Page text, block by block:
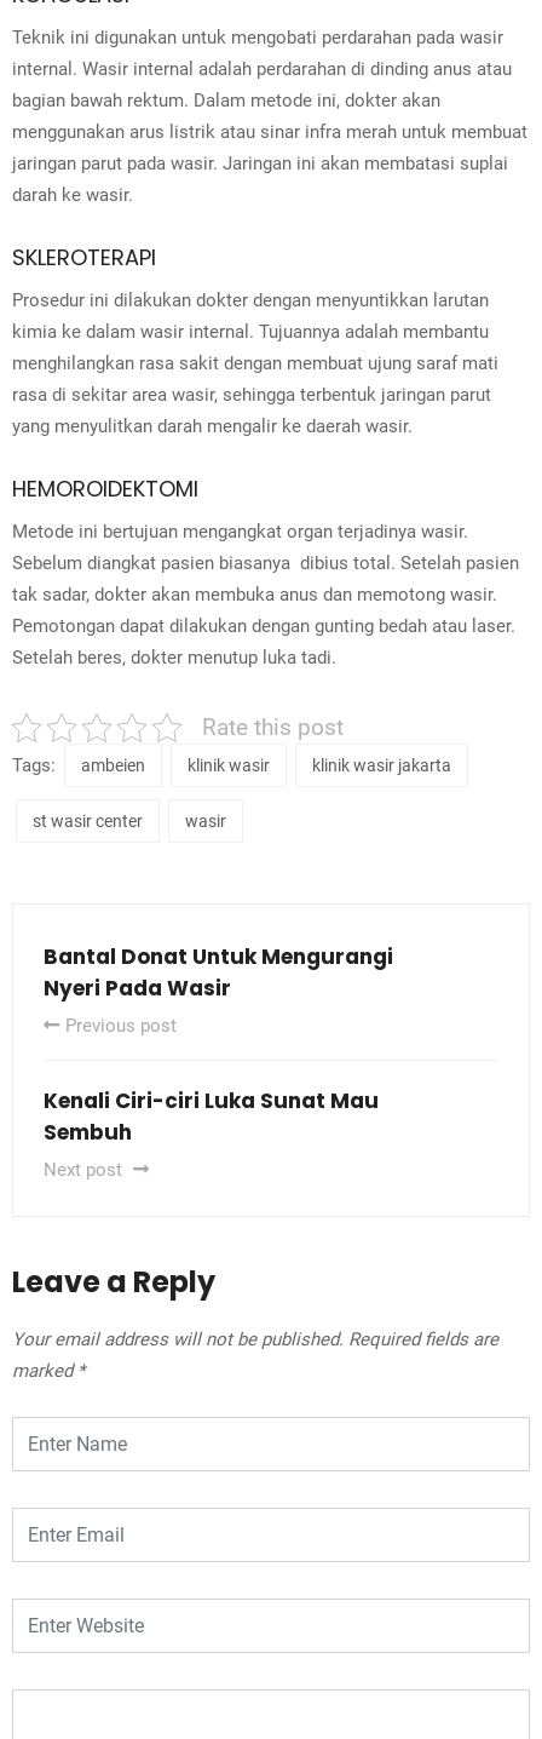
Teknik ini digunakan untuk mengobati perdarahan pada wasir
internal. Wasir internal adalah perdarahan di dinding anus atau
bagian bawah rektum. Dalam metode ini, dokter akan
menggunakan arus listrik atau sinar infra merah untuk membuat
jaringan parut pada wasir. Jaringan ini akan membatasi suplai
darah ke wasir.
SKLEROTERAPI
Prosedur ini dilakukan dokter dengan menyuntikkan larutan
kimia ke dalam wasir internal. Tujuannya adalah membantu
menghilangkan rasa sakit dengan membuat ujung saraf mati
rasa di sekitar area wasir, sehingga terbentuk jaringan parut
yang menyulitkan darah mengalir ke daerah wasir.
HEMOROIDEKTOMI
Metode ini bertujuan mengangkat organ terjadinya wasir.
Sebelum diangkat pasien biasanya dibius total. Setelah pasien
tak sadar, dokter akan membuka anus dan memotong wasir.
Pemotongan dapat dilakukan dengan gunting bedah atau laser.
Setelah beres, dokter menutup luka tadi.
Rate this post
Tags: ambeien klinik wasir klinik wasir jakarta
st wasir center wasir
Bantal Donat Untuk Mengurangi
Nyeri Pada Wasir
Previous post
Kenali Ciri-ciri Luka Sunat Mau
Sembuh
Next post
Leave a Reply
Your email address will not be published. Required fields are
marked *